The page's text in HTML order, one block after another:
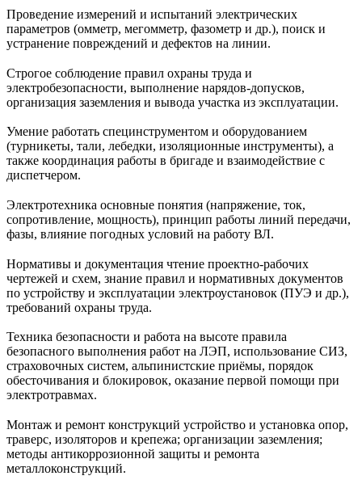
Проведение измерений и испытаний электрических
параметров (омметр, мегомметр, фазометр и др.), поиск и
устранение повреждений и дефектов на линии.
Строгое соблюдение правил охраны труда и
электробезопасности, выполнение нарядов-допусков,
организация заземления и вывода участка из эксплуатации.
Умение работать специнструментом и оборудованием
(турникеты, тали, лебедки, изоляционные инструменты), а
также координация работы в бригаде и взаимодействие с
диспетчером.
Электротехника основные понятия (напряжение, ток,
сопротивление, мощность), принцип работы линий передачи,
фазы, влияние погодных условий на работу ВЛ.
Нормативы и документация чтение проектно‑рабочих
чертежей и схем, знание правил и нормативных документов
по устройству и эксплуатации электроустановок (ПУЭ и др.),
требований охраны труда.
Техника безопасности и работа на высоте правила
безопасного выполнения работ на ЛЭП, использование СИЗ,
страховочных систем, альпинистские приёмы, порядок
обесточивания и блокировок, оказание первой помощи при
электротравмах.
Монтаж и ремонт конструкций устройство и установка опор,
траверс, изоляторов и крепежа; организации заземления;
методы антикоррозионной защиты и ремонта
металлоконструкций.